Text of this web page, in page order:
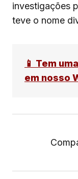
investigações
teve o nome
📱 Tem
em nosso